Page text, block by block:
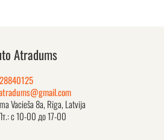
Atradums
Vacieša 8a, Rīga, Latvija
с 10-00 до 17-00